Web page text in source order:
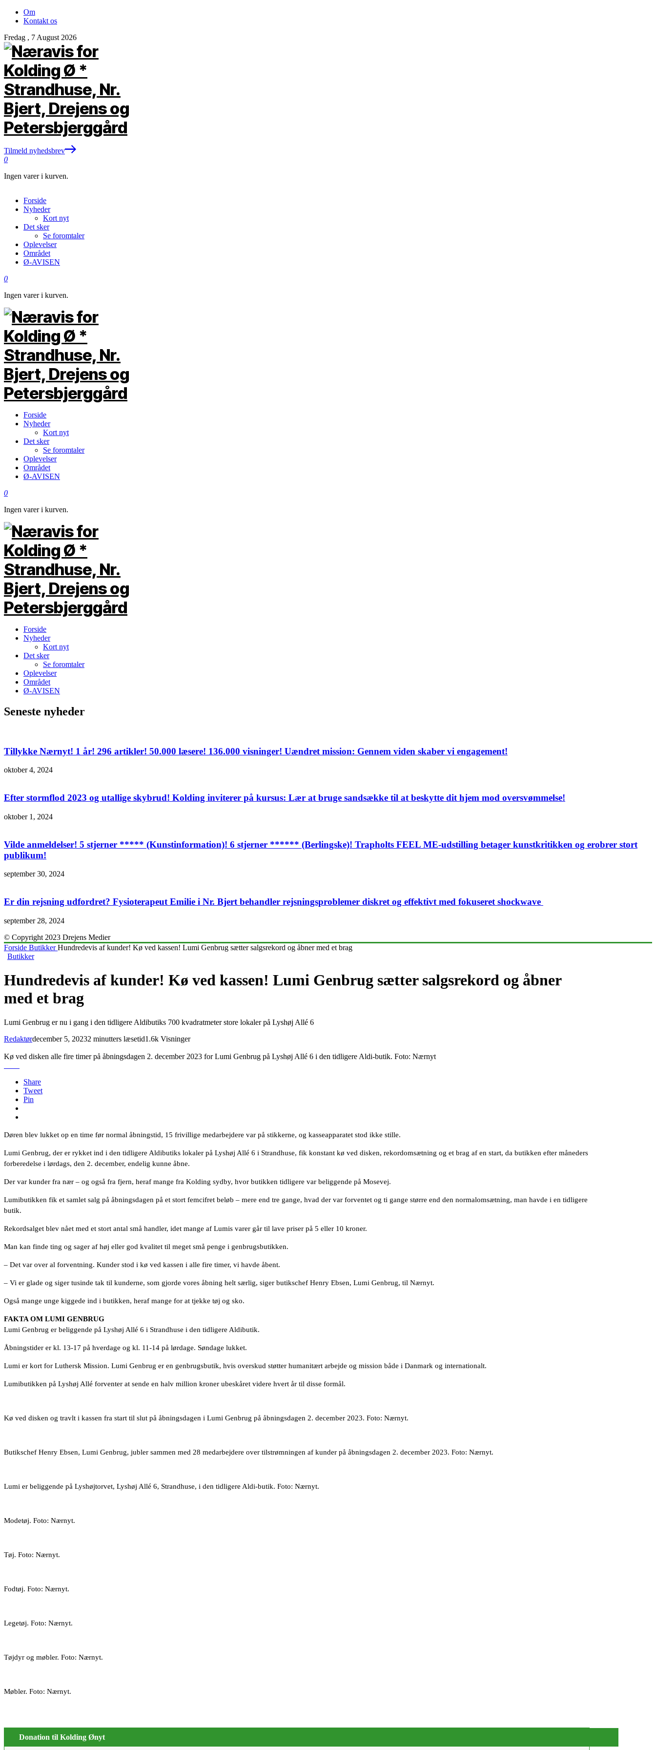
Om
Kontakt os
Fredag , 7 August 2026
Tilmeld nyhedsbrev
0
Ingen varer i kurven.
Forside
Nyheder
Kort nyt
Det sker
Se foromtaler
Oplevelser
Området
Ø-AVISEN
0
Ingen varer i kurven.
Forside
Nyheder
Kort nyt
Det sker
Se foromtaler
Oplevelser
Området
Ø-AVISEN
0
Ingen varer i kurven.
Forside
Nyheder
Kort nyt
Det sker
Se foromtaler
Oplevelser
Området
Ø-AVISEN
Seneste nyheder
Tillykke Nærnyt! 1 år! 296 artikler! 50.000 læsere! 136.000 visninger! Uændret mission: Gennem viden skaber vi engagement!
oktober 4, 2024
Efter stormflod 2023 og utallige skybrud! Kolding inviterer på kursus: Lær at bruge sandsække til at beskytte dit hjem mod oversvømmelse!
oktober 1, 2024
Vilde anmeldelser! 5 stjerner ***** (Kunstinformation)! 6 stjerner ****** (Berlingske)! Trapholts FEEL ME-udstilling betager kunstkritikken og erobrer stort
publikum!
september 30, 2024
Er din rejsning udfordret? Fysioterapeut Emilie i Nr. Bjert behandler rejsningsproblemer diskret og effektivt med fokuseret shockwave
september 28, 2024
© Copyright 2023 Drejens Medier
Forside ButikkerHundredevis af kunder! Kø ved kassen! Lumi Genbrug sætter salgsrekord og åbner med et brag
Butikker
Hundredevis af kunder! Kø ved kassen! Lumi Genbrug sætter salgsrekord og åbner
med et brag
Lumi Genbrug er nu i gang i den tidligere Aldibutiks 700 kvadratmeter store lokaler på Lyshøj Allé 6
Redaktørdecember 5, 20232 minutters læsetid1.6k Visninger
Kø ved disken alle fire timer på åbningsdagen 2. december 2023 for Lumi Genbrug på Lyshøj Allé 6 i den tidligere Aldi-butik. Foto: Nærnyt
Share
Tweet
Pin
Døren blev lukket op en time før normal åbningstid, 15 frivillige medarbejdere var på stikkerne, og kasseapparatet stod ikke stille.
Lumi Genbrug, der er rykket ind i den tidligere Aldibutiks lokaler på Lyshøj Allé 6 i Strandhuse, fik konstant kø ved disken, rekordomsætning og et brag af en start, da butikken efter måneders
forberedelse i lørdags, den 2. december, endelig kunne åbne.
Der var kunder fra nær – og også fra fjern, heraf mange fra Kolding sydby, hvor butikken tidligere var beliggende på Mosevej.
Lumibutikken fik et samlet salg på åbningsdagen på et stort femcifret beløb – mere end tre gange, hvad der var forventet og ti gange større end den normalomsætning, man havde i en tidligere
butik.
Rekordsalget blev nået med et stort antal små handler, idet mange af Lumis varer går til lave priser på 5 eller 10 kroner.
Man kan finde ting og sager af høj eller god kvalitet til meget små penge i genbrugsbutikken.
– Det var over al forventning. Kunder stod i kø ved kassen i alle fire timer, vi havde åbent.
– Vi er glade og siger tusinde tak til kunderne, som gjorde vores åbning helt særlig, siger butikschef Henry Ebsen, Lumi Genbrug, til Nærnyt.
Også mange unge kiggede ind i butikken, heraf mange for at tjekke tøj og sko.
FAKTA OM LUMI GENBRUG
Lumi Genbrug er beliggende på Lyshøj Allé 6 i Strandhuse i den tidligere Aldibutik.
Åbningstider er kl. 13-17 på hverdage og kl. 11-14 på lørdage. Søndage lukket.
Lumi er kort for Luthersk Mission. Lumi Genbrug er en genbrugsbutik, hvis overskud støtter humanitært arbejde og mission både i Danmark og internationalt.
Lumibutikken på Lyshøj Allé forventer at sende en halv million kroner ubeskåret videre hvert år til disse formål.
Kø ved disken og travlt i kassen fra start til slut på åbningsdagen i Lumi Genbrug på åbningsdagen 2. december 2023. Foto: Nærnyt.
Butikschef Henry Ebsen, Lumi Genbrug, jubler sammen med 28 medarbejdere over tilstrømningen af kunder på åbningsdagen 2. december 2023. Foto: Nærnyt.
Lumi er beliggende på Lyshøjtorvet, Lyshøj Allé 6, Strandhuse, i den tidligere Aldi-butik. Foto: Nærnyt.
Modetøj. Foto: Nærnyt.
Tøj. Foto: Nærnyt.
Fodtøj. Foto: Nærnyt.
Legetøj. Foto: Nærnyt.
Tøjdyr og møbler. Foto: Nærnyt.
Møbler. Foto: Nærnyt.
Donation til Kolding Ønyt